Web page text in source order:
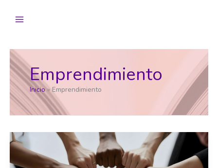
Emprendimiento
Inicio Emprendimiento